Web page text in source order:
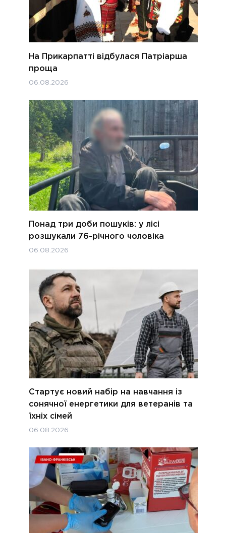
На Прикарпатті відбулася Патріарша
проща
06.08.2026
Понад три доби пошуків: у лісі
розшукали 76-річного чоловіка
06.08.2026
Стартує новий набір на навчання із
сонячної енергетики для ветеранів та
їхніх сімей
06.08.2026